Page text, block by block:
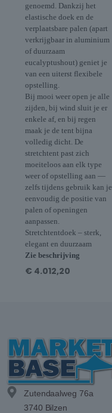
genoemd. Dankzij het
elastische doek en de
verplaatsbare palen (apart
verkrijgbaar in aluminium
of duurzaam
eucalyptushout) geniet je
van een uiterst flexibele
opstelling.
Bij mooi weer open je alle
zijden, bij wind sluit je er
enkele af, en bij regen
maak je de tent bijna
volledig dicht. De
stretchtent past zich
moeiteloos aan elk type
weer of opstelling aan —
zelfs tijdens gebruik kan je
eenvoudig de positie van
palen of openingen
aanpassen.
Stretchtentdoek – sterk,
elegant en duurzaam
Zie beschrijving
€ 4.012,20
Zutendaalweg 76a
3740 Bilzen